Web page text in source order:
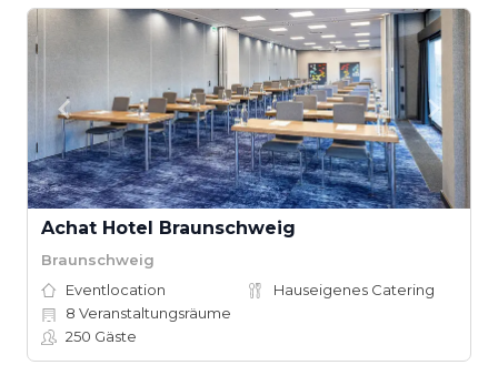
Achat Hotel Braunschweig
Braunschweig
Eventlocation
Hauseigenes Catering
8 Veranstaltungsräume
250 Gäste